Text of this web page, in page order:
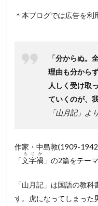
＊本ブログでは広告を利
「分からぬ。
理由も分から
人しく受け取
ていくのが、
「山月記」よ
作家・中島敦(1909-
「文字
もじ
禍
か
」の2篇をテー
「山月記」は国語の教
す。虎になってしまった